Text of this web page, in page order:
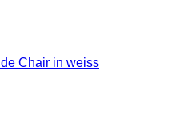
Chair in weiss